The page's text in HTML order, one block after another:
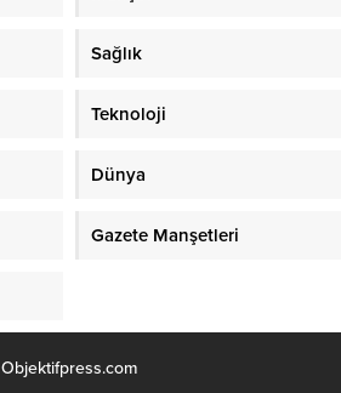
Sağlık
Teknoloji
Dünya
Gazete Manşetleri
Objektifpress.com